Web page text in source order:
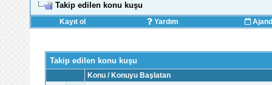
Takip edilen konu kuşu
Kayıt ol Yardım
Takip edilen konu kuşu
Konu / Konuyu Başlatan